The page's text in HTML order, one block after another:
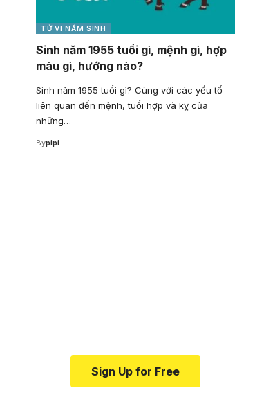
TỬ VI NĂM SINH
Sinh năm 1955 tuổi gì, mệnh gì, hợp
màu gì, hướng nào?
Sinh năm 1955 tuổi gì? Cùng với các yếu tố
liên quan đến mệnh, tuổi hợp và kỵ của
những…
Bypipi
Sign Up for Free